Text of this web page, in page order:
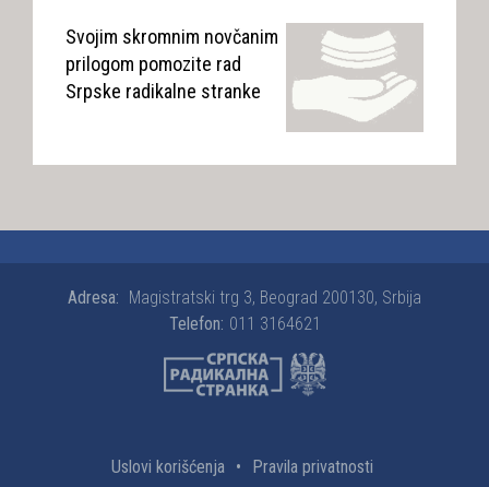
Svojim skromnim novčanim
prilogom pomozite rad
Srpske radikalne stranke
Adresa: Magistratski trg 3, Beograd 200130, Srbija
Telefon: 011 3164621
Uslovi korišćenja • Pravila privatnosti